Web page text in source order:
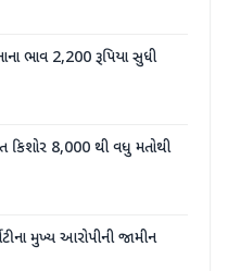
ભાવ 2,200 રૂપિયા સુધી
કિશોર 8,000 થી વધુ મતોથી
મુખ્ય આરોપીની જામીન